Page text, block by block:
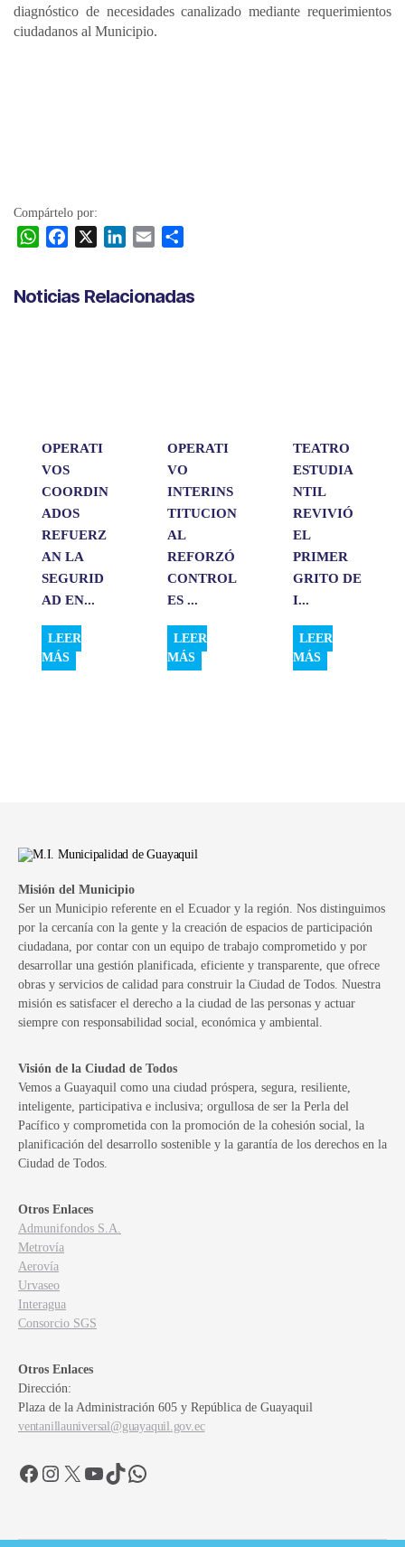
diagnóstico de necesidades canalizado mediante requerimientos
ciudadanos al Municipio.
Compártelo por:
W
t
e
k
i
p
Noticias Relacionadas
OPERATI
VOS
COORDIN
ADOS
REFUERZ
AN LA
SEGURID
AD EN...
LEER
MÁS
OPERATI
VO
INTERINS
TITUCION
AL
REFORZÓ
CONTROL
ES ...
LEER
MÁS
TEATRO
ESTUDIA
NTIL
REVIVIÓ
EL
PRIMER
GRITO DE
I...
LEER
MÁS
Misión del Municipio
Ser un Municipio referente en el Ecuador y la región. Nos distinguimos
por la cercanía con la gente y la creación de espacios de participación
ciudadana, por contar con un equipo de trabajo comprometido y por
desarrollar una gestión planificada, eficiente y transparente, que ofrece
obras y servicios de calidad para construir la Ciudad de Todos. Nuestra
misión es satisfacer el derecho a la ciudad de las personas y actuar
siempre con responsabilidad social, económica y ambiental.
Visión de la Ciudad de Todos
Vemos a Guayaquil como una ciudad próspera, segura, resiliente,
inteligente, participativa e inclusiva; orgullosa de ser la Perla del
Pacífico y comprometida con la promoción de la cohesión social, la
planificación del desarrollo sostenible y la garantía de los derechos en la
Ciudad de Todos.
Otros Enlaces
Admunifondos S.A.
Metrovía
Aerovía
Urvaseo
Interagua
Consorcio SGS
Otros Enlaces
Dirección:
Plaza de la Administración 605 y República de Guayaquil
ventanillauniversal@guayaquil.gov.ec
FacebookInstagram
X YouTube
TikTokWhatsApp